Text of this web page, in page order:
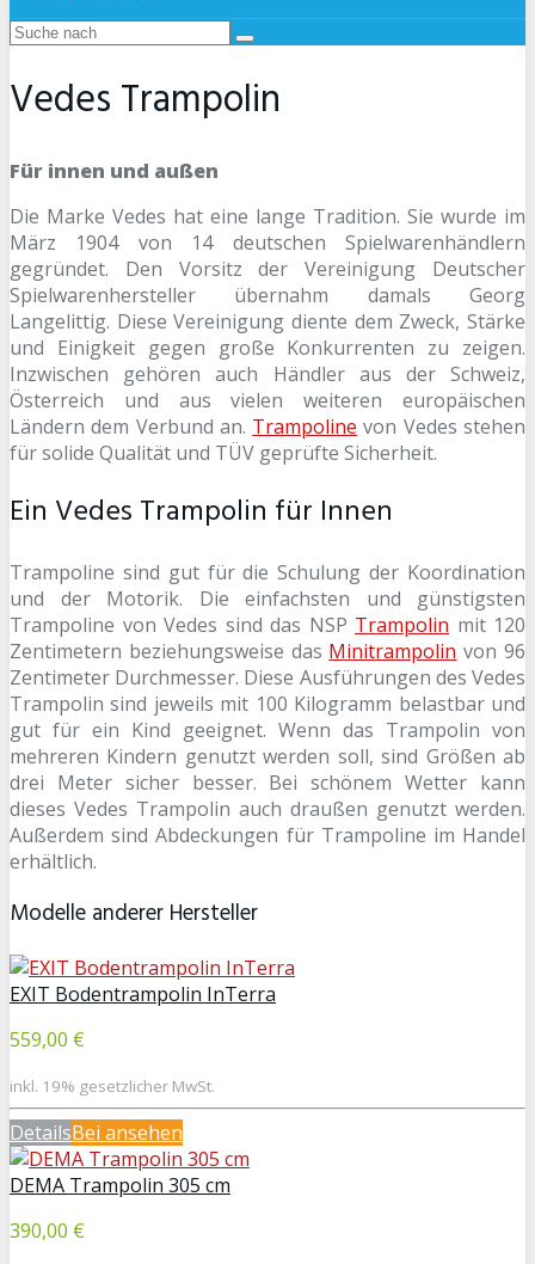
Vedes Trampolin
Für innen und außen
Die Marke Vedes hat eine lange Tradition. Sie wurde im
März 1904 von 14 deutschen Spielwarenhändlern
gegründet. Den Vorsitz der Vereinigung Deutscher
Spielwarenhersteller übernahm damals Georg
Langelittig. Diese Vereinigung diente dem Zweck, Stärke
und Einigkeit gegen große Konkurrenten zu zeigen.
Inzwischen gehören auch Händler aus der Schweiz,
Österreich und aus vielen weiteren europäischen
Ländern dem Verbund an. Trampoline von Vedes stehen
für solide Qualität und TÜV geprüfte Sicherheit.
Ein Vedes Trampolin für Innen
Trampoline sind gut für die Schulung der Koordination
und der Motorik. Die einfachsten und günstigsten
Trampoline von Vedes sind das NSP Trampolin mit 120
Zentimetern beziehungsweise das Minitrampolin von 96
Zentimeter Durchmesser. Diese Ausführungen des Vedes
Trampolin sind jeweils mit 100 Kilogramm belastbar und
gut für ein Kind geeignet. Wenn das Trampolin von
mehreren Kindern genutzt werden soll, sind Größen ab
drei Meter sicher besser. Bei schönem Wetter kann
dieses Vedes Trampolin auch draußen genutzt werden.
Außerdem sind Abdeckungen für Trampoline im Handel
erhältlich.
Modelle anderer Hersteller
EXIT Bodentrampolin InTerra
559,00 €
inkl. 19% gesetzlicher MwSt.
DetailsBei ansehen
DEMA Trampolin 305 cm
390,00 €